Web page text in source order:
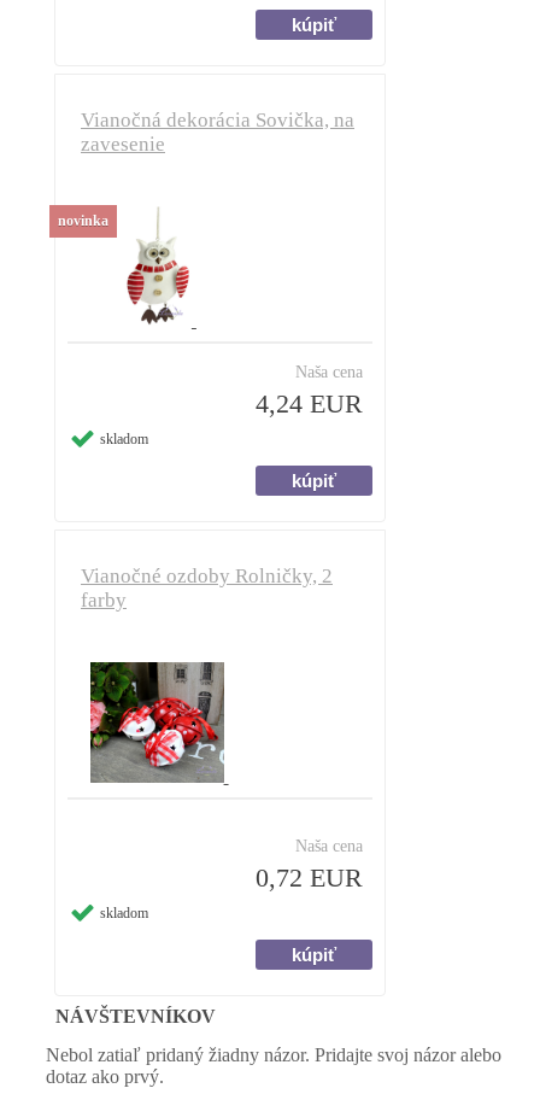
Vianočná dekorácia Sovička, na
zavesenie
Naša cena
4,24 EUR
skladom
novinka
Vianočné ozdoby Rolničky, 2
farby
Naša cena
0,72 EUR
skladom
NÁVŠTEVNÍKOV
Nebol zatiaľ pridaný žiadny názor. Pridajte svoj názor alebo
dotaz ako prvý.